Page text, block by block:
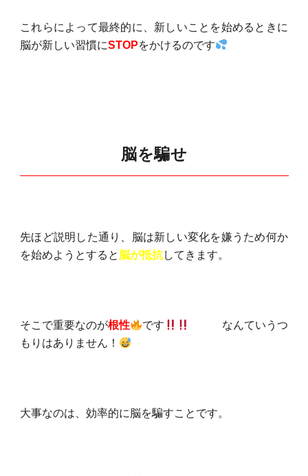
これらによって最終的に、新しいことを始めるときに
脳が新しい習慣にSTOPをかけるのです
脳を騙せ
先ほど説明した通り、脳は新しい変化を嫌うため何か
を始めようとすると 脳が抵抗してきます。
そこで重要なのが根性 です
なんていうつ
もりはありません！
大事なのは、効率的に脳を騙すことです。